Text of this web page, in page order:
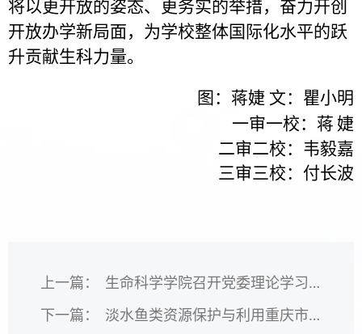
将以更开放的姿态、更务实的举措，奋力开创
开放办学新局面，为学校整体国际化水平的跃
升贡献生科力量。
图：蒋婕 文：瞿小明
一审一校：蒋婕
二审二校：韦毅嘉
三审三校：付长波
上一篇：
生命科学学院召开党委理论学习中心组学习会（2026年第2次）
下一篇：
淡水鱼类资源保护与利用重庆市重点实验室、动物生物学重庆市高校重点实验室举办学术委员会会议